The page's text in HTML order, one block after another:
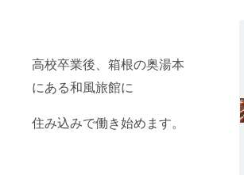
高校卒業後、箱根の奥湯本
にある和風旅館に
住み込みで働き始めます。